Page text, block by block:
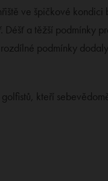
ve špičkové kondici
a těžší podmínky
podmínky
kteří